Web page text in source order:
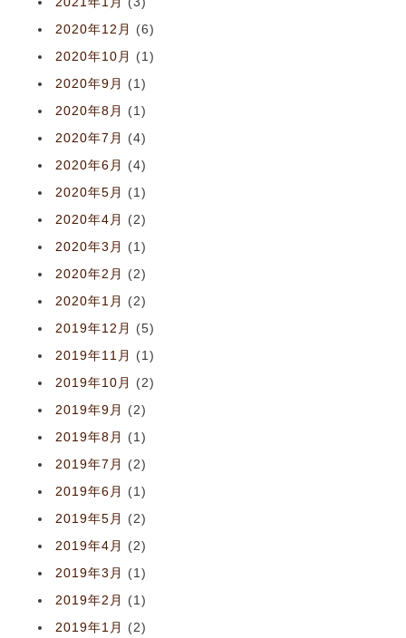
2020年12月
(6)
2020年10月
(1)
2020年9月
(1)
2020年8月
(1)
2020年7月
(4)
2020年6月
(4)
2020年5月
(1)
2020年4月
(2)
2020年3月
(1)
2020年2月
(2)
2020年1月
(2)
2019年12月
(5)
2019年11月
(1)
2019年10月
(2)
2019年9月
(2)
2019年8月
(1)
2019年7月
(2)
2019年6月
(1)
2019年5月
(2)
2019年4月
(2)
2019年3月
(1)
2019年2月
(1)
2019年1月
(2)